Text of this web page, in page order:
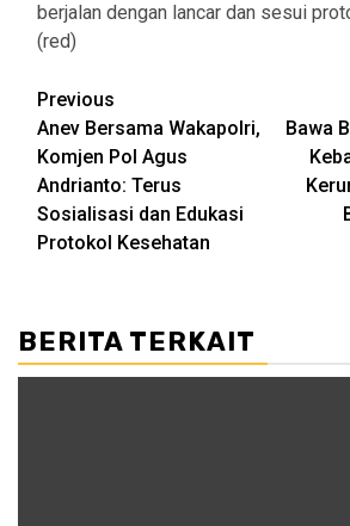
berjalan dengan lancar dan sesui
(red)
Post
navigation
Previous
Anev Bersama Wakapolri,
Komjen Pol Agus
Andrianto: Terus
Sosialisasi dan Edukasi
Protokol Kesehatan
Bawa
BERITA TERKAIT